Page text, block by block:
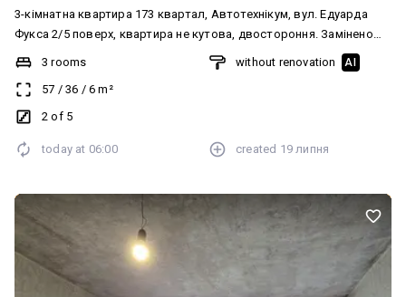
3-кімнатна квартира 173 квартал, Автотехнікум, вул. Едуарда
Фукса 2/5 поверх, квартира не кутова, двостороння. Замінено
труби на металопластикові, є лічильники. Вхідні металеві двері.
🔥💰 ☎️ 067-251-251-8 Анжеліка
3 rooms
57 / 36 / 6 m²
2 of 5
without renovation AI
today at 06:00 created 19 липня